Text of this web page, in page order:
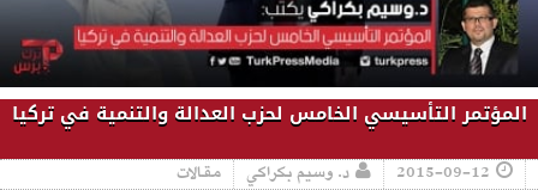
المؤتمر التأسيسي الخامس لحزب العدالة والتنمية في تركيا
2015-09-12 د. وسيم بكراكي مقالات